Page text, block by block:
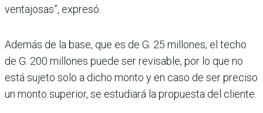
ventajosas”, expresó.
Además de la base, que es de G. 25 millones, el techo
de G. 200 millones puede ser revisable, por lo que no
está sujeto solo a dicho monto y en caso de ser preciso
un monto superior, se estudiará la propuesta del cliente.